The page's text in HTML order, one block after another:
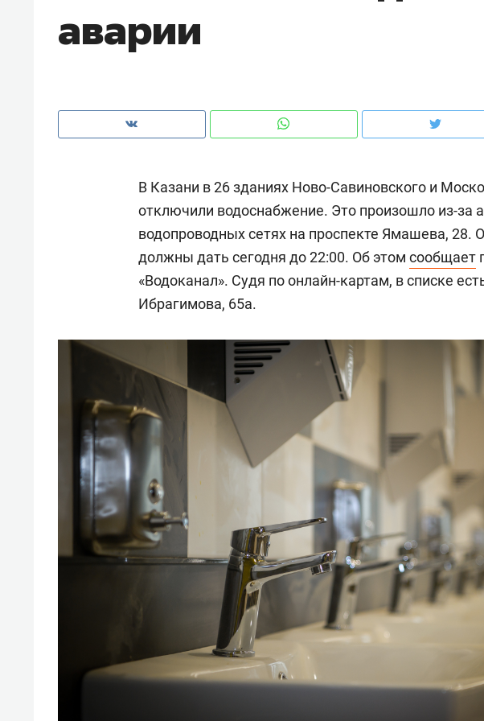
аварии
В Казани в 26 зданиях Ново-Савиновского и
отключили водоснабжение. Это произошло из-за
водопроводных сетях на проспекте Ямашева, 28.
должны дать сегодня до 22:00. Об этом сообщает
«Водоканал». Судя по онлайн-картам, в списке
Ибрагимова, 65а.
чем интересен Оман?
Падел, фитнес, танцы и даже
ниндзя-зал: как ТРЦ «Франт»
стал Меккой для любителей
Рекомендуем
«Директорский
когда человек не считает
свою сверхнагрузку
стрессом»